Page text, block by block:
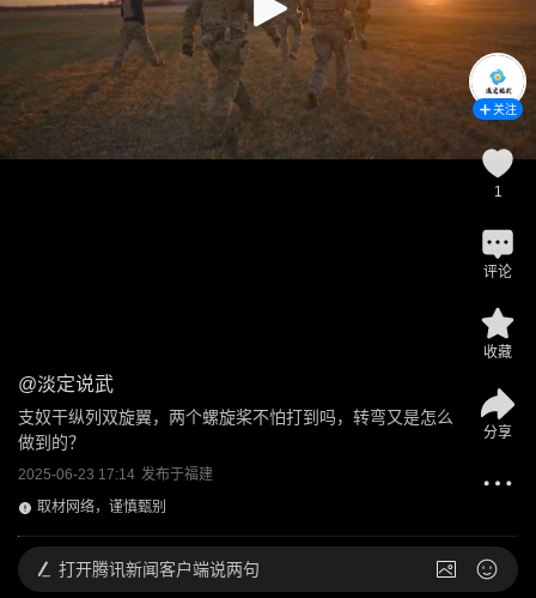
@淡定说武
支奴干纵列双旋翼，两个螺旋桨不怕打到吗，转弯又是怎么
做到的？
2025-06-23 17:14 发布于福建
取材网络，谨慎甄别
关注
1
评论
收藏
分享
打开腾讯新闻客户端说两句